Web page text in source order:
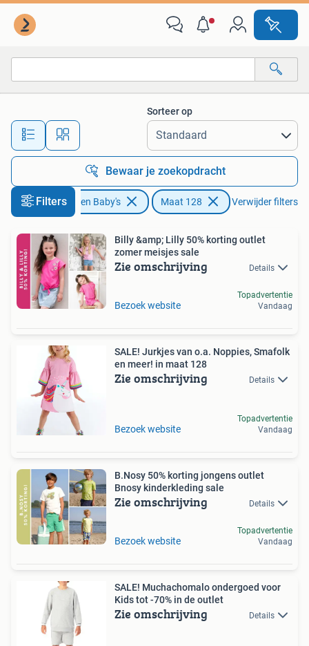
Alle afstanden…
Sorteer op
Bewaar je zoekopdracht
Filters
Kinderen en Baby's Maat 128 Verwijder filters
Billy &amp; Lilly 50% korting outlet
zomer meisjes sale
Zie omschrijving Details
Bezoek website
Topadvertentie
Vandaag
SALE! Jurkjes van o.a. Noppies, Smafolk
en meer! in maat 128
Zie omschrijving Details
Bezoek website
Topadvertentie
Vandaag
B.Nosy 50% korting jongens outlet
Bnosy kinderkleding sale
Zie omschrijving Details
Bezoek website
Topadvertentie
Vandaag
SALE! Muchachomalo ondergoed voor
Kids tot -70% in de outlet
Zie omschrijving Details